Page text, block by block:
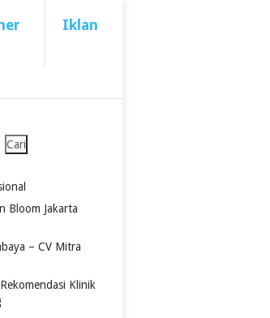
Iklan
Cari
Bloom Jakarta
– CV Mitra
Klinik